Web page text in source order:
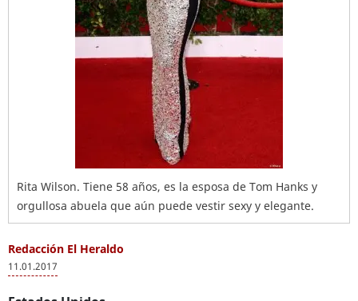
Rita Wilson. Tiene 58 años, es la esposa de Tom Hanks y
orgullosa abuela que aún puede vestir sexy y elegante.
Redacción El Heraldo
11.01.2017